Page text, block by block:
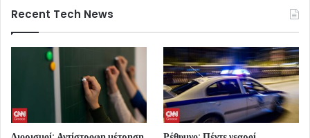
Recent Tech News